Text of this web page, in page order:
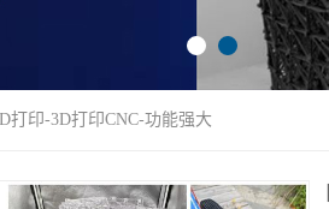
打印-3D打印CNC-功能强大